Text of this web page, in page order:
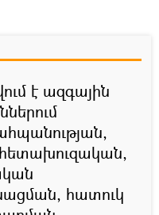
է ազգային
հատուկ